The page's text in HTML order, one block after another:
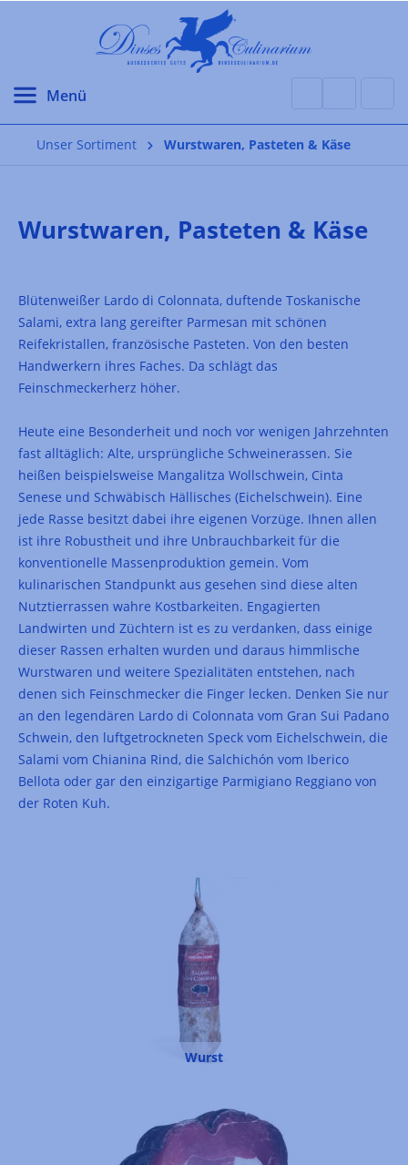
Unser Sortiment Wurstwaren, Pasteten & Käse
Wurstwaren, Pasteten & Käse
Blütenweißer Lardo di Colonnata, duftende Toskanische
Salami, extra lang gereifter Parmesan mit schönen
Reifekristallen, französische Pasteten. Von den besten
Handwerkern ihres Faches. Da schlägt das
Feinschmeckerherz höher.
Heute eine Besonderheit und noch vor wenigen Jahrzehnten
fast alltäglich: Alte, ursprüngliche Schweinerassen. Sie
heißen beispielsweise Mangalitza Wollschwein, Cinta
Senese und Schwäbisch Hällisches (Eichelschwein). Eine
jede Rasse besitzt dabei ihre eigenen Vorzüge. Ihnen allen
ist ihre Robustheit und ihre Unbrauchbarkeit für die
konventionelle Massenproduktion gemein. Vom
kulinarischen Standpunkt aus gesehen sind diese alten
Nutztierrassen wahre Kostbarkeiten. Engagierten
Landwirten und Züchtern ist es zu verdanken, dass einige
dieser Rassen erhalten wurden und daraus himmlische
Wurstwaren und weitere Spezialitäten entstehen, nach
denen sich Feinschmecker die Finger lecken. Denken Sie nur
an den legendären Lardo di Colonnata vom Gran Sui Padano
Schwein, den luftgetrockneten Speck vom Eichelschwein, die
Salami vom Chianina Rind, die Salchichón vom Iberico
Bellota oder gar den einzigartige Parmigiano Reggiano von
der Roten Kuh.
Wurst